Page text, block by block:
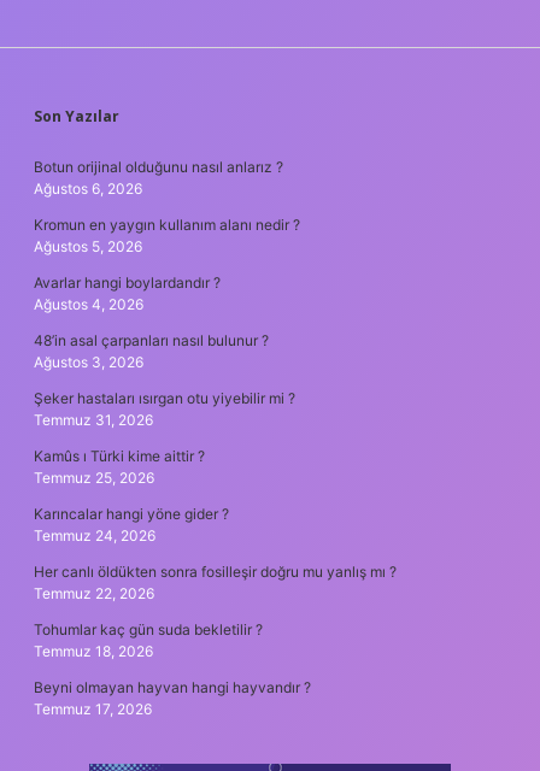
SIDEBAR
Son Yazılar
Botun orijinal olduğunu nasıl anlarız ?
Ağustos 6, 2026
Kromun en yaygın kullanım alanı nedir ?
Ağustos 5, 2026
Avarlar hangi boylardandır ?
Ağustos 4, 2026
48’in asal çarpanları nasıl bulunur ?
Ağustos 3, 2026
Şeker hastaları ısırgan otu yiyebilir mi ?
Temmuz 31, 2026
Kamûs ı Türki kime aittir ?
Temmuz 25, 2026
Karıncalar hangi yöne gider ?
Temmuz 24, 2026
Her canlı öldükten sonra fosilleşir doğru mu yanlış mı ?
Temmuz 22, 2026
Tohumlar kaç gün suda bekletilir ?
Temmuz 18, 2026
Beyni olmayan hayvan hangi hayvandır ?
Temmuz 17, 2026